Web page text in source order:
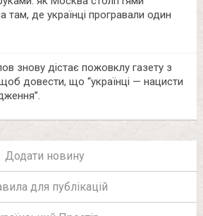
там, де українці програвали один
знову дістає пожовклу газету з
довести, що “українці — нацисти
Додати новину
для публікацій